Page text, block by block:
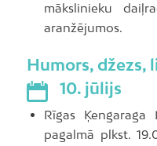
mākslinieku
aranžējumos.
Humors, džezs,
10. jūlijs
Rīgas
pagalmā plkst.